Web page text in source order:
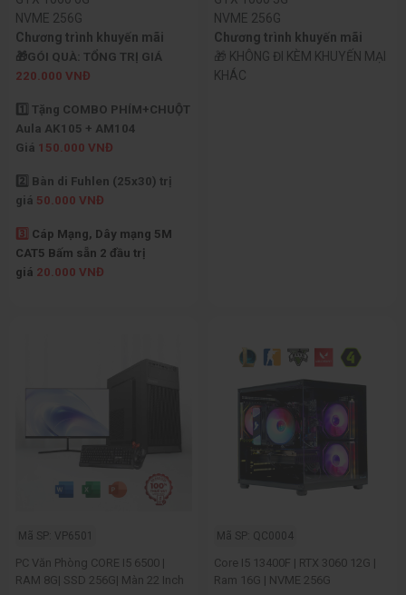
NVME 256G
Chương trình khuyến mãi
🎁GÓI QUÀ: TỔNG TRỊ GIÁ
220.000 VNĐ
1️⃣ Tặng COMBO PHÍM+CHUỘT
Aula AK105 + AM104
Giá 150.000 VNĐ
2️⃣ Bàn di Fuhlen (25x30) trị
giá 50.000 VNĐ
3️⃣ Cáp Mạng, Dây mạng 5M
CAT5 Bấm sẵn 2 đầu trị
giá 20.000 VNĐ
NVME 256G
Chương trình khuyến mãi
🎁 KHÔNG ĐI KÈM KHUYẾN MẠI
KHÁC
Mã SP: VP6501
PC Văn Phòng CORE I5 6500 |
RAM 8G| SSD 256G| Màn 22 Inch
Mã SP: QC0004
Core I5 13400F | RTX 3060 12G |
Ram 16G | NVME 256G